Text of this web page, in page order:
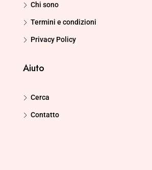
Chi sono
Termini e condizioni
Privacy Policy
Aiuto
Cerca
Contatto